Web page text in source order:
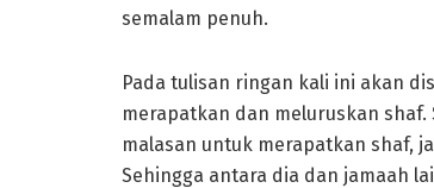
semalam penuh.
Pada tulisan ringan kali ini akan
merapatkan dan meluruskan
malasan untuk merapatkan shaf,
Sehingga antara dia dan jamaah